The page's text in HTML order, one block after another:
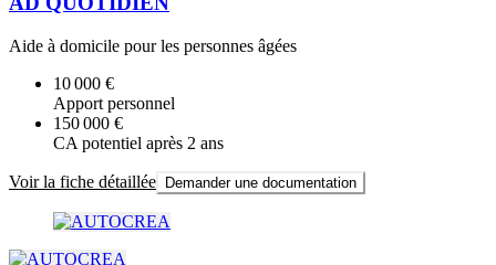
Aide à domicile pour les personnes âgées
10 000 €
Apport personnel
150 000 €
CA potentiel après 2 ans
Voir la fiche détaillée Demander une documentation